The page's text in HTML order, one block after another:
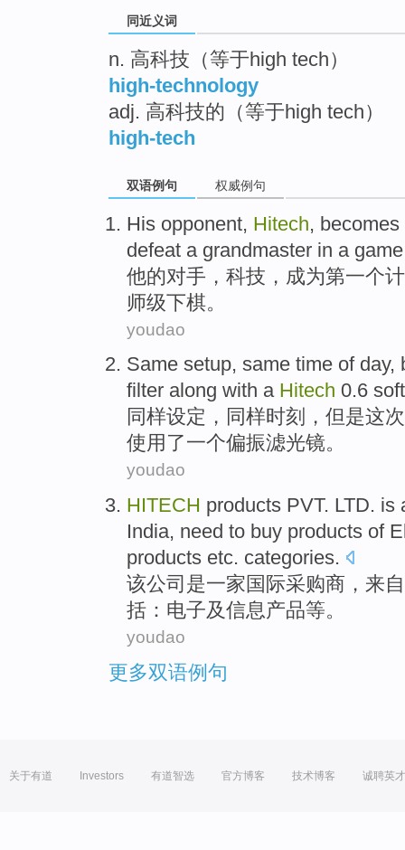
同近义词
n. 高科技（等于high tech）
high-technology
adj. 高科技的（等于high tech）
high-tech
双语例句 权威例句
His opponent, Hitech, becomes
defeat a grandmaster in a game
他的对手 ， 科技 ， 成为第一个
师级下棋。
youdao
Same setup, same time of day,
filter along with a Hitech 0.6 soft
同样设定 ，同样时刻 ， 但是这次
使用 了一个偏振滤光镜。
youdao
HITECH products PVT. LTD. is
India, need to buy products of
products etc. categories.
该公司 是一家国际采购商 ， 来自
括： 电子及信息产品等。
youdao
更多双语例句
关于有道 Investors 有道智选 官方博客 技术博客 诚聘英才